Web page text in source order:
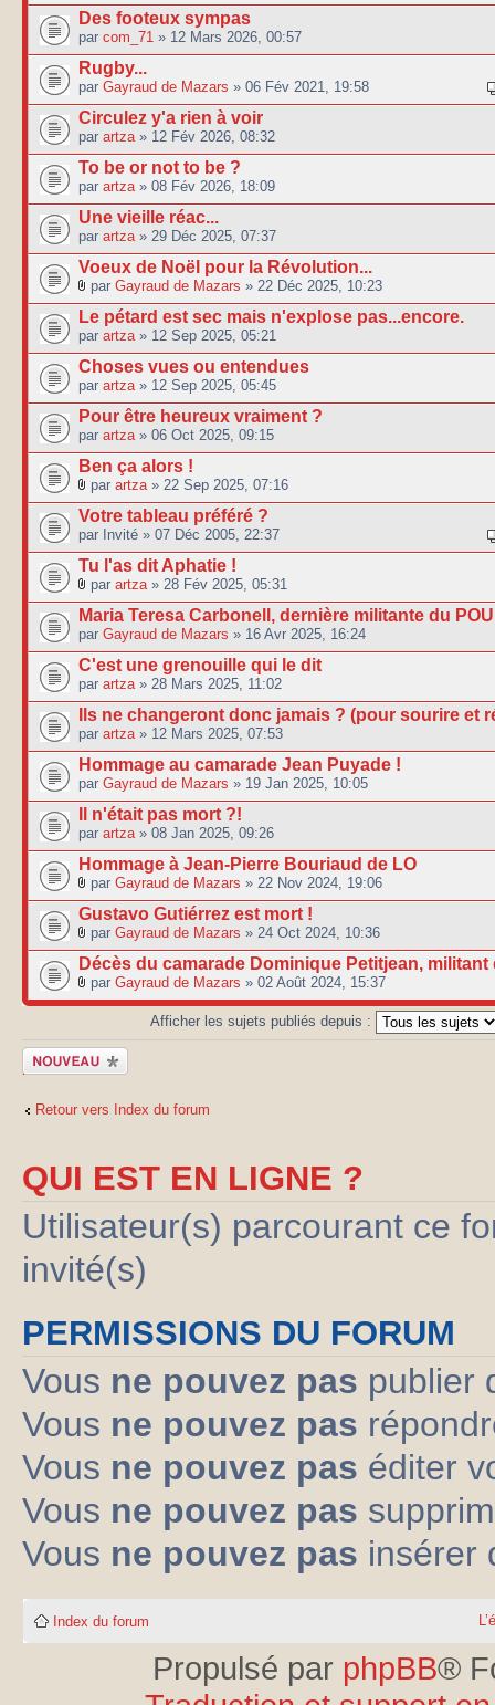
Des footeux sympas
par com_71 » 12 Mars 2026, 00:57
Rugby...
par Gayraud de Mazars » 06 Fév 2021, 19:58
Circulez y'a rien à voir
par artza » 12 Fév 2026, 08:32
To be or not to be ?
par artza » 08 Fév 2026, 18:09
Une vieille réac...
par artza » 29 Déc 2025, 07:37
Voeux de Noël pour la Révolution...
par Gayraud de Mazars » 22 Déc 2025, 10:23
Le pétard est sec mais n'explose pas...encore.
par artza » 12 Sep 2025, 05:21
Choses vues ou entendues
par artza » 12 Sep 2025, 05:45
Pour être heureux vraiment ?
par artza » 06 Oct 2025, 09:15
Ben ça alors !
par artza » 22 Sep 2025, 07:16
Votre tableau préféré ?
par Invité » 07 Déc 2005, 22:37
Tu l'as dit Aphatie !
par artza » 28 Fév 2025, 05:31
Maria Teresa Carbonell, dernière militante du
par Gayraud de Mazars » 16 Avr 2025, 16:24
C'est une grenouille qui le dit
par artza » 28 Mars 2025, 11:02
Ils ne changeront donc jamais ? (pour sourire et
par artza » 12 Mars 2025, 07:53
Hommage au camarade Jean Puyade !
par Gayraud de Mazars » 19 Jan 2025, 10:05
Il n'était pas mort ?!
par artza » 08 Jan 2025, 09:26
Hommage à Jean-Pierre Bouriaud de LO
par Gayraud de Mazars » 22 Nov 2024, 19:06
Gustavo Gutiérrez est mort !
par Gayraud de Mazars » 24 Oct 2024, 10:36
Décès du camarade Dominique Petitjean, militant
par Gayraud de Mazars » 02 Août 2024, 15:37
Afficher les sujets publiés depuis :
Publier un
nouveau sujet
Retour vers Index du forum
QUI EST EN LIGNE ?
Utilisateur(s) parcourant ce
invité(s)
PERMISSIONS DU FORUM
Vous ne pouvez pas publier
Vous ne pouvez pas
Vous ne pouvez pas éditer
Vous ne pouvez pas
Vous ne pouvez pas insérer
Index du forum
Propulsé par phpBB®